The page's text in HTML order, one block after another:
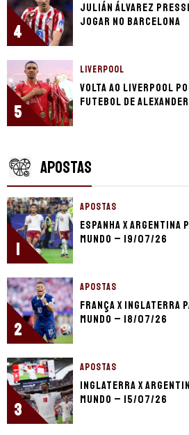
4
Julián Álvarez
jogar no Barcelona
5
LIVERPOOL
Volta ao Liverpool
futebol de
APOSTAS
1
APOSTAS
Espanha x Argentina
Mundo – 19/07/26
2
APOSTAS
França x Inglaterra
Mundo – 18/07/26
3
APOSTAS
Inglaterra x
Mundo – 15/07/26